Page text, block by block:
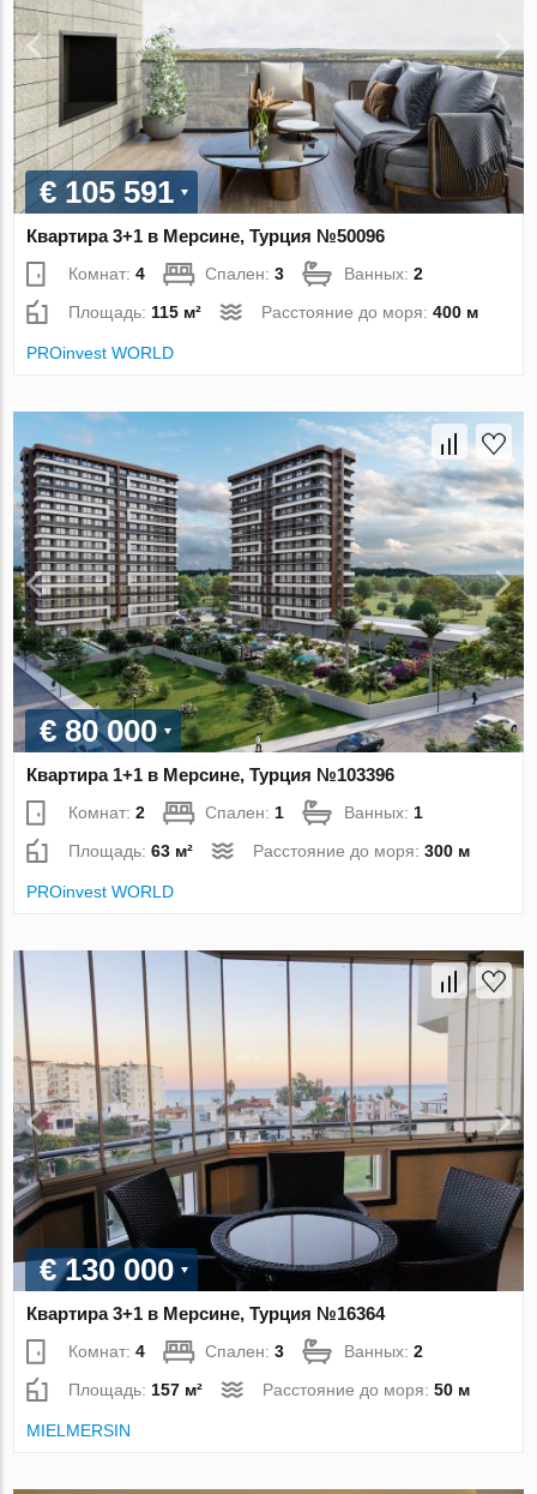
€ 105 591
Квартира 3+1 в Мерсине, Турция №50096
Комнат:4 Спален:3 Ванных:2
Площадь:115 м² Расстояние до моря:400 м
PROinvest WORLD
€ 80 000
Квартира 1+1 в Мерсине, Турция №103396
Комнат:2 Спален: 1 Ванных: 1
Площадь:63 м² Расстояние до моря:300 м
PROinvest WORLD
€ 130 000
Квартира 3+1 в Мерсине, Турция №16364
Комнат:4 Спален:3 Ванных:2
Площадь: 157 м² Расстояние до моря:50 м
MIELMERSIN